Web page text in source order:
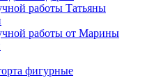
работы Татьяны
работы от Марины
фигурные